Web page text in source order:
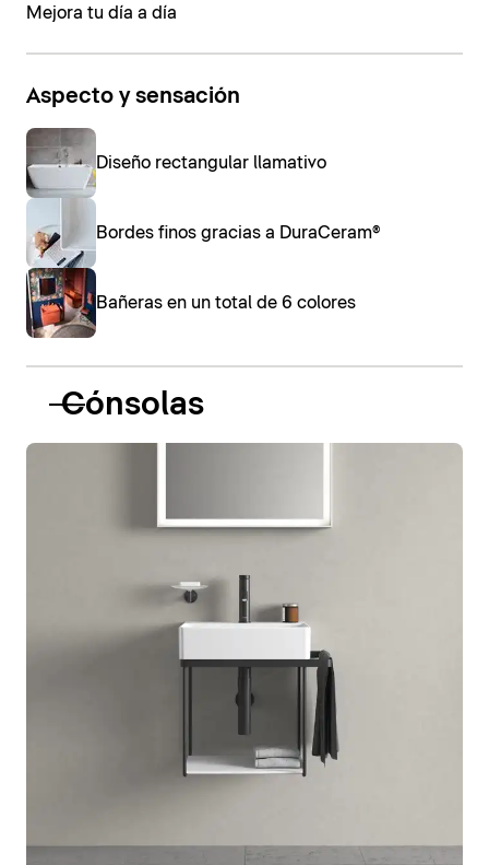
Mejora tu día a día
Aspecto y sensación
Diseño rectangular llamativo
Bordes finos gracias a DuraCeram®
Bañeras en un total de 6 colores
Cónsolas